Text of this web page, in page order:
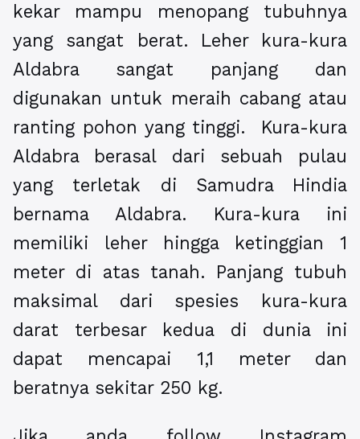
kekar mampu menopang tubuhnya
yang sangat berat. Leher kura-kura
Aldabra sangat panjang dan
digunakan untuk meraih cabang atau
ranting pohon yang tinggi. Kura-kura
Aldabra berasal dari sebuah pulau
yang terletak di Samudra Hindia
bernama Aldabra. Kura-kura ini
memiliki leher hingga ketinggian 1
meter di atas tanah. Panjang tubuh
maksimal dari spesies kura-kura
darat terbesar kedua di dunia ini
dapat mencapai 1,1 meter dan
beratnya sekitar 250 kg.